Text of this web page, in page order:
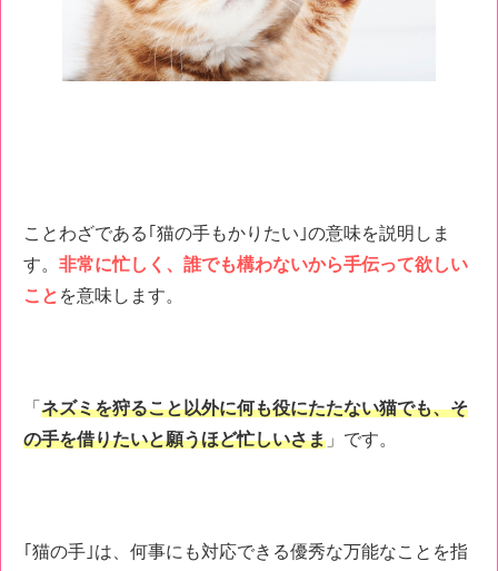
ことわざである｢猫の手もかりたい｣の意味を説明しま
す。 非常に忙しく、誰でも構わないから手伝って欲しい
こと を意味します。
「 ネズミを狩ること以外に何も役にたたない猫でも、そ
の手を借りたいと願うほど忙しいさま 」です。
｢猫の手｣は、何事にも対応できる優秀な万能なことを指